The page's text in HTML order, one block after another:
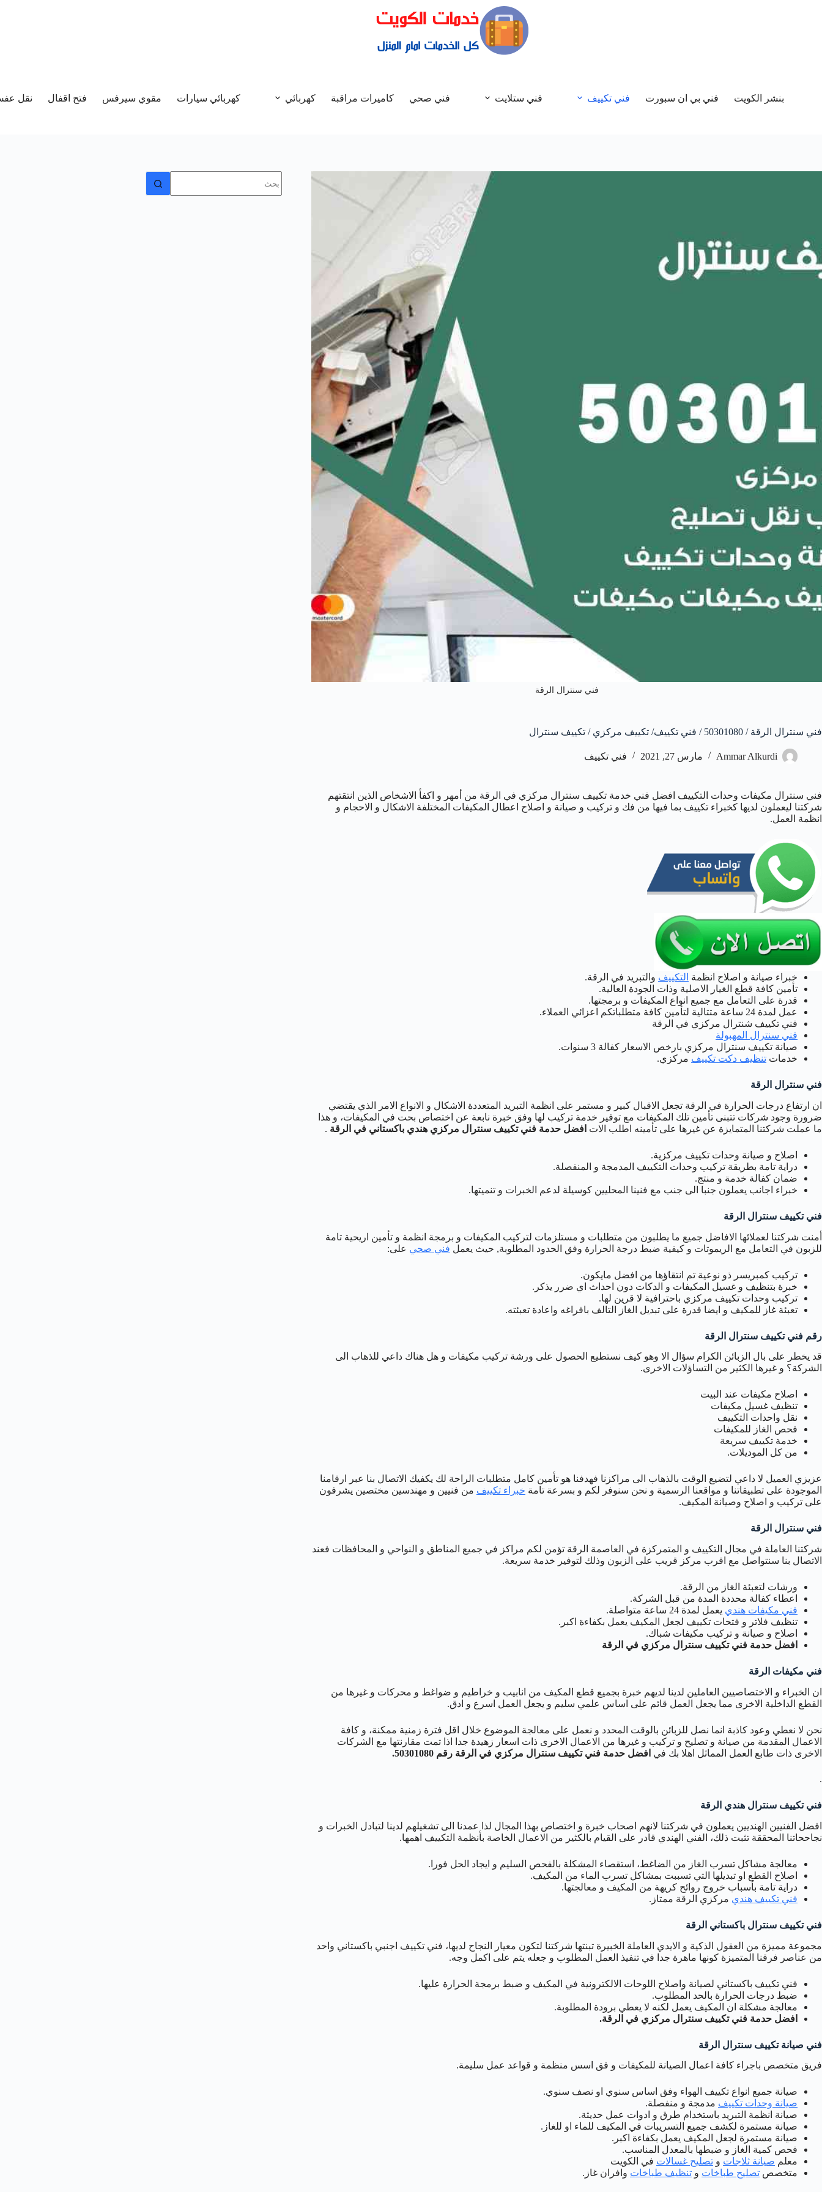
بنشر الكويت فني بي ان سبورت فني تكييف فني ستلايت فني صحي كاميرات مراقبة كهربائي كهربائي سيارات مقوي سيرفس فتح اقفال نقل
فني سنترال الرقة
فني سنترال الرقة / 50301080 / فني تكييف/ تكييف مركزي / تكييف سنترال
Ammar Alkurdi مارس 27, 2021 فني تكييف
فني سنترال مكيفات وحدات التكييف افضل فني خدمة تكييف سنترال مركزي في الرقة من أمهر و اكفأ الاشخاص الذين انتقتهم
شركتنا ليعملون لديها كخبراء تكييف بما فيها من فك و تركيب و صيانة و اصلاح اعطال المكيفات المختلفة الاشكال و الاحجام و
انظمة العمل.
خبراء صيانة و اصلاح انظمة التكييف والتبريد في الرقة.
تأمين كافة قطع الغيار الاصلية وذات الجودة العالية.
قدرة على التعامل مع جميع انواع المكيفات و برمجتها.
عمل لمدة 24 ساعة متتالية لتأمين كافة متطلباتكم اعزائي العملاء.
فني تكييف شنترال مركزي في الرقة
فني سنترال المهبولة
صيانة تكييف سنترال مركزي بارخص الاسعار كفالة 3 سنوات.
خدمات تنظيف دكت تكييف مركزي.
فني سنترال الرقة
ان ارتفاع درجات الحرارة في الرقة تجعل الاقبال كبير و مستمر على انظمة التبريد المتعددة الاشكال و الانواع الامر الذي يقتضي
ضرورة وجود شركات تتبنى تأمين تلك المكيفات مع توفير خدمة تركيب لها وفق خبرة نابعة عن اختصاص بحت في المكيفات، و هذا
ما عملت شركتنا المتمايزة عن غيرها على تأمينه اطلب الات افضل حدمة فني تكييف سنترال مركزي هندي باكستاني في الرقة .
اصلاح و صيانة وحدات تكييف مركزية.
دراية تامة بطريقة تركيب وحدات التكييف المدمجة و المنفصلة.
ضمان كفالة خدمة و منتج.
خبراء اجانب يعملون جنبا الى جنب مع فنينا المحليين كوسيلة لدعم الخبرات و تنميتها.
فني تكييف سنترال الرقة
أمنت شركتنا لعملائها الافاضل جميع ما يطلبون من متطلبات و مستلزمات لتركيب المكيفات و برمجة انظمة و تأمين اريحية تامة
للزبون في التعامل مع الريموتات و كيفية ضبط درجة الحرارة وفق الحدود المطلوبة, حيث يعمل فني صحي على:
تركيب كمبريسر ذو نوعية تم انتقاؤها من افضل مايكون.
خبرة بتنظيف و غسيل المكيفات و الدكات دون احداث اي ضرر يذكر.
تركيب وحدات تكييف مركزي باحترافية لا قرين لها.
تعبئة غاز للمكيف و ايضا قدرة على تبديل الغاز التالف بافراغه واعادة تعبئته.
رقم فني تكييف سنترال الرقة
قد يخطر على بال الزبائن الكرام سؤال الا وهو كيف نستطيع الحصول على ورشة تركيب مكيفات و هل هناك داعي للذهاب الى
الشركة؟ و غيرها الكثير من التساؤلات الاخرى.
اصلاح مكيفات عند البيت
تنظيف غسيل مكيفات
نقل واحدات التكييف
فحص الغاز للمكيفات
خدمة تكييف سريعة
من كل الموديلات.
عزيزي العميل لا داعي لتضيع الوقت بالذهاب الى مراكزنا فهدفنا هو تأمين كامل متطلبات الراحة لك يكفيك الاتصال بنا عبر ارقامنا
الموجودة على تطبيقاتنا و مواقعنا الرسمية و نحن سنوفر لكم و بسرعة تامة خبراء تكييف من فنيين و مهندسين مختصين يشرفون
على تركيب و اصلاح وصيانة المكيف.
فني سنترال الرقة
شركتنا العاملة في مجال التكييف و المتمركزة في العاصمة الرقة تؤمن لكم مراكز في جميع المناطق و النواحي و المحافظات فعند
الاتصال بنا سنتواصل مع اقرب مركز قريب على الزبون وذلك لتوفير خدمة سريعة.
ورشات لتعبئة الغاز من الرقة.
اعطاء كفالة محددة المدة من قبل الشركة.
فني مكيفات هندي يعمل لمدة 24 ساعة متواصلة.
تنظيف فلاتر و فتحات تكييف لجعل المكيف يعمل بكفاءة اكبر.
اصلاح و صيانة و تركيب مكيفات شباك.
افضل حدمة فني تكييف سنترال مركزي في الرقة
فني مكيفات الرقة
ان الخبراء و الاختصاصيين العاملين لدينا لديهم خبرة بجميع قطع المكيف من انابيب و خراطيم و ضواغط و محركات و غيرها من
القطع الداخلية الاخرى مما يجعل العمل قائم على اساس علمي سليم و يجعل العمل اسرع و ادق.
نحن لا نعطي وعود كاذبة انما نصل للزبائن بالوقت المحدد و نعمل على معالجة الموضوع خلال اقل فترة زمنية ممكنة، و كافة
الاعمال المقدمة من صيانة و تصليح و تركيب و غيرها من الاعمال الاخرى ذات اسعار زهيدة جدا اذا تمت مقارنتها مع الشركات
الاخرى ذات طابع العمل المماثل اهلا بك في افضل حدمة فني تكييف سنترال مركزي في الرقة رقم 50301080.
.
فني تكييف سنترال هندي الرقة
افضل الفنيين الهنديين يعملون في شركتنا لانهم اصحاب خبرة و اختصاص بهذا المجال لذا عمدنا الى تشغيلهم لدينا لتبادل الخبرات و
نجاححاتنا المحققة تثبت ذلك، الفني الهندي قادر على القيام بالكثير من الاعمال الخاصة بأنظمة التكييف اهمها.
معالجة مشاكل تسرب الغاز من الضاغط، استقصاء المشكلة بالفحص السليم و ايجاد الحل فورا.
اصلاح القطع او تبديلها التي تسببت بمشاكل تسرب الماء من المكيف.
دراية تامة بأسباب خروج روائح كريهة من المكيف و معالجتها.
فني تكييف هندي مركزي الرقة ممتاز.
فني تكييف سنترال باكستاني الرقة
مجموعة مميزة من العقول الذكية و الايدي العاملة الخبيرة تبنتها شركتنا لتكون معيار النجاح لديها، فني تكييف اجنبي باكستاني واحد
من عناصر فرقنا المتميزة كونها ماهرة جدا في تنفيذ العمل المطلوب و جعله يتم على اكمل وجه.
فني تكييف باكستاني لصيانة واصلاح اللوحات الالكترونية في المكيف و ضبط برمجة الحرارة عليها.
ضبط درجات الحرارة بالحد المطلوب.
معالجة مشكلة ان المكيف يعمل لكنه لا يعطي برودة المطلوبة.
افضل حدمة فني تكييف سنترال مركزي في الرقة.
فني صيانة تكييف سنترال الرقة
فريق متخصص باجراء كافة اعمال الصيانة للمكيفات و فق اسس منظمة و قواعد عمل سليمة.
صيانة جميع انواع تكييف الهواء وفق اساس سنوي او نصف سنوي.
صيانة وحدات تكييف مدمجة و منفصلة.
صيانة انظمة التبريد باستخدام طرق و ادوات عمل حديثة.
صيانة مستمرة لكشف جميع التسريبات في المكيف للماء او للغاز.
صيانة مستمرة لجعل المكيف يعمل بكفاءة اكبر.
فحص كمية الغاز و ضبطها بالمعدل المناسب.
معلم صيانة ثلاجات و تصليح غسالات في الكويت
متخصص تصليح طباخات و تنظيف طباخات وافران غاز.